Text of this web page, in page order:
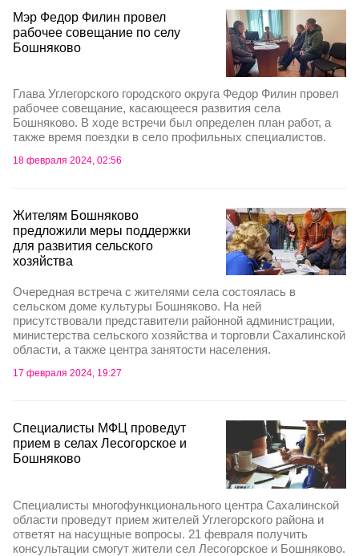
Мэр Федор Филин провел
рабочее совещание по селу
Бошняково
Глава Углегорского городского округа Федор Филин провел
рабочее совещание, касающееся развития села
Бошняково. В ходе встречи был определен план работ, а
также время поездки в село профильных специалистов.
18 февраля 2024, 02:56
Жителям Бошняково
предложили меры поддержки
для развития сельского
хозяйства
Очередная встреча с жителями села состоялась в
сельском доме культуры Бошняково. На ней
присутствовали представители районной администрации,
министерства сельского хозяйства и торговли Сахалинской
области, а также центра занятости населения.
17 февраля 2024, 19:27
Специалисты МФЦ проведут
прием в селах Лесогорское и
Бошняково
Специалисты многофункционального центра Сахалинской
области проведут прием жителей Углегорского района и
ответят на насущные вопросы. 21 февраля получить
консультации смогут жители сел Лесогорское и Бошняково.